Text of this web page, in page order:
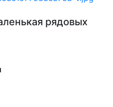
рядовых